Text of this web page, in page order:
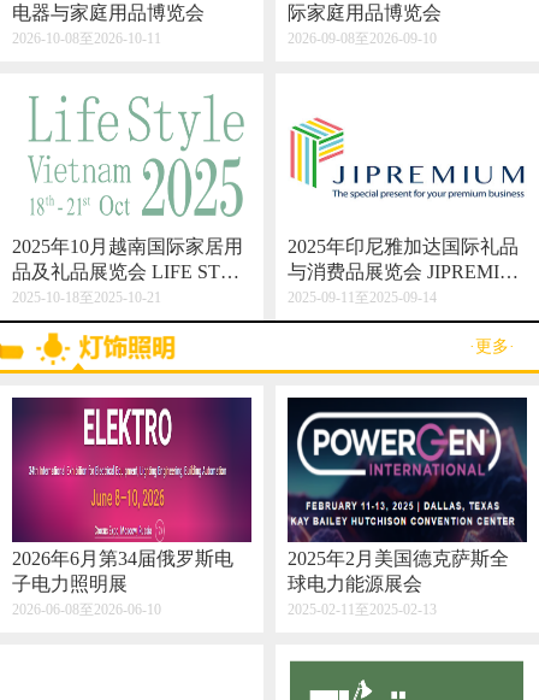
电器与家庭用品博览会
2026-10-08至2026-10-11
际家庭用品博览会
2026-09-08至2026-09-10
2025年10月越南国际家居用
品及礼品展览会 LIFE STYL
E VIETNAM 2025
2025-10-18至2025-10-21
2025年印尼雅加达国际礼品
与消费品展览会 JIPREMIU
M
2025-09-11至2025-09-14
·更多·
2026年6月第34届俄罗斯电
子电力照明展
2026-06-08至2026-06-10
2025年2月美国德克萨斯全
球电力能源展会
2025-02-11至2025-02-13